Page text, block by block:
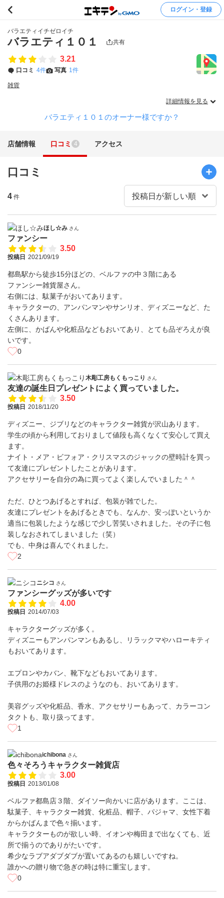
ログイン・登録
バラエティイチゼロイチ
バラエティ１０１ 共有
3.21
口コミ 4件 写真 1件
雑貨
詳細情報を見る
バラエティ１０１のオーナー様ですか？
店舗情報 口コミ 4 アクセス
口コミ
4 件
ほし☆み さん
ファンシー
3.50
投稿日 2021/09/19
都島駅から徒歩15分ほどの、ベルファの中３階にある
ファンシー雑貨屋さん。
右側には、駄菓子がおいてあります。
キャラクターの、アンパンマンやサンリオ、ディズニーなど、た
くさんあります。
左側に、かばんや化粧品などもおいてあり、とても品ぞろえが良
いです。
0
木彫工房もくもっこり さん
友達の誕生日プレゼントによく買っていました。
3.50
投稿日 2018/11/20
ディズニー、ジブリなどのキャラクター雑貨が沢山あります。
学生の頃から利用しておりまして値段も高くなくて安心して買え
ます。
ナイト・メア・ビフォア・クリスマスのジャックの壁時計を買っ
て友達にプレゼントしたことがあります。
アクセサリーを自分の為に買ってよく楽しんでいました＾＾
ただ、ひとつあげるとすれば、包装が雑でした。
友達にプレゼントをあげるときでも、なんか、安っぽいというか
適当に包装したような感じで少し苦笑いされました。その子に包
装しなおされてしまいました（笑）
でも、中身は喜んでくれました。
2
ニシコ さん
ファンシーグッズが多いです
4.00
投稿日 2014/07/03
キャラクターグッズが多く。
ディズニーもアンパンマンもあるし、リラックマやハローキティ
もおいてあります。
エプロンやカバン、靴下などもおいてあります。
子供用のお姫様ドレスのようなのも、おいてあります。
美容グッズや化粧品、香水、アクセサリーもあって、カラーコン
タクトも、取り扱ってます。
1
ichibona さん
色々そろうキャラクター雑貨店
3.00
投稿日 2013/01/08
ベルファ都島店３階、ダイソー向かいに店があります。ここは、
駄菓子、キャラクター雑貨、化粧品、帽子、パジャマ、女性下着
からかばんまで色々揃います。
キャラクターものが欲しい時、イオンや梅田まで出なくても、近
所で揃うのでありがたいです。
希少なラブアダブダブが置いてあるのも嬉しいですね。
誰かへの贈り物で急ぎの時は特に重宝します。
0